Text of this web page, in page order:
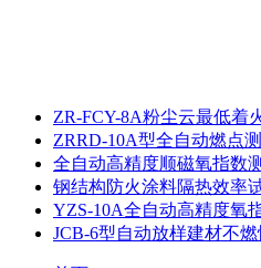
ZR-FCY-8A粉尘云最低着
ZRRD-10A型全自动燃点
全自动高精度顺磁氧指数
钢结构防火涂料隔热效率
YZS-10A全自动高精度氧
JCB-6型自动放样建材不